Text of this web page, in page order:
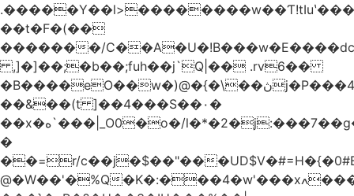
��t�F�(��
�������/
,]�]��;�b��;fuh��j`Q|�� .rv6��
�B����eO��w�)@�{�\��ڽj�P���4$%��ܑ
��&��(t ]��4���S��٠�
͏��x�ه`���|_O0�o�/l�*�2�j:���7��g�/
�
��=r/c��j�$��"��
@�W��'�%Q�K�:���4�w'���xߍ����r����PV��$�5�������mIz��}d���+h"SWq�w�d�w�Zas(H����qR��g�g��XNS&��9�5�Oȩ�O�